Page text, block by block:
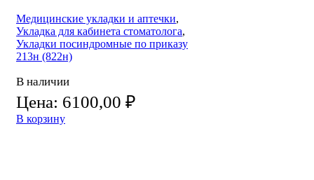
Медицинские укладки и аптечки,
Укладка для кабинета стоматолога,
Укладки посиндромные по приказу
213н (822н)
В наличии
Цена: 6100,00 ₽
В корзину